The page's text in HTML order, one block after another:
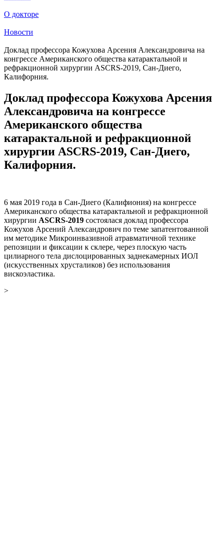
О докторе
Новости
Доклад профессора Кожухова Арсения Александровича на
конгрессе Американского общества катарактальной и
рефракционной хирургии ASCRS-2019, Сан-Диего,
Калифорния.
Доклад профессора Кожухова Арсения
Александровича на конгрессе
Американского общества
катарактальной и рефракционной
хирургии ASCRS-2019, Сан-Диего,
Калифорния.
6 мая 2019 года в Сан-Диего (Калифиония) на конгрессе
Американского общества катарактальной и рефракционной
хирургии ASCRS-2019 состоялася доклад профессора
Кожухов Арсений Александрович по теме запатентованной
им методике Микроинвазивной атравматичной технике
репозиции и фиксации к склере, через плоскую часть
цилиарного тела дислоцированных заднекамерных ИОЛ
(искусственных хрусталиков) без использования
вискоэластика.
>